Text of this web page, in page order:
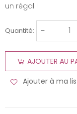
un régal !
Quantité:
AJOUTER AU
Ajouter à ma